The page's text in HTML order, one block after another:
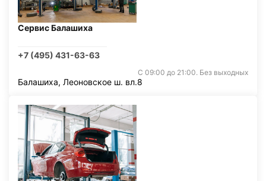
Сервис Балашиха
+7 (495) 431-63-63
С 09:00 до 21:00. Без выходных
Балашиха, Леоновское ш. вл.8